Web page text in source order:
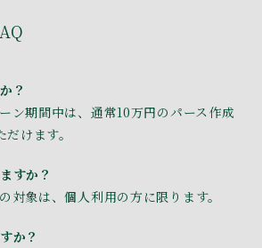
？
ン期間中は、通常10万円のパース作成
けます。
すか？
対象は、個人利用の方に限ります。
か？